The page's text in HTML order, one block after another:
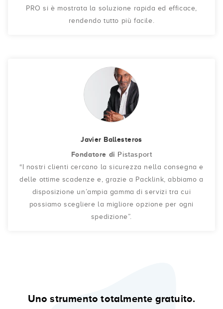
PRO si è mostrata la soluzione rapida ed efficace,
rendendo tutto più facile.
Javier Ballesteros
Fondatore di Pistasport
“I nostri clienti cercano la sicurezza nella consegna e
delle ottime scadenze e, grazie a Packlink, abbiamo a
disposizione un’ampia gamma di servizi tra cui
possiamo scegliere la migliore opzione per ogni
spedizione”.
Uno strumento totalmente gratuito.